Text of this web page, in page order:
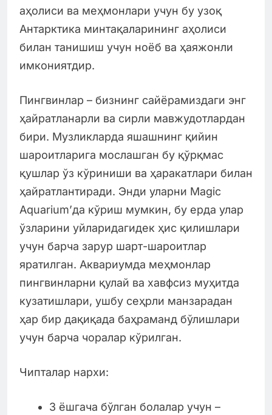
аҳолиси ва меҳмонлари учун бу узоқ
Антарктика минтақаларининг аҳолиси
билан танишиш учун ноёб ва ҳаяжонли
имкониятдир.
Пингвинлар – бизнинг сайёрамиздаги энг
ҳайратланарли ва сирли мавжудотлардан
бири. Музликларда яшашнинг қийин
шароитларига мослашган бу қўрқмас
қушлар ўз кўриниши ва ҳаракатлари билан
ҳайратлантиради. Энди уларни Magic
Aquarium’да кўриш мумкин, бу ерда улар
ўзларини уйларидагидек ҳис қилишлари
учун барча зарур шарт-шароитлар
яратилган. Аквариумда меҳмонлар
пингвинларни қулай ва хавфсиз муҳитда
кузатишлари, ушбу сеҳрли манзарадан
ҳар бир дақиқада баҳраманд бўлишлари
учун барча чоралар кўрилган.
Чипталар нархи:
3 ёшгача бўлган болалар учун –